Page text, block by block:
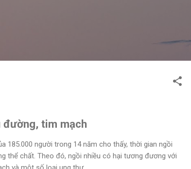
đường, tim mạch
185.000 người trong 14 năm cho thấy, thời gian ngồi
thể chất. Theo đó, ngồi nhiều có hại tương đương với